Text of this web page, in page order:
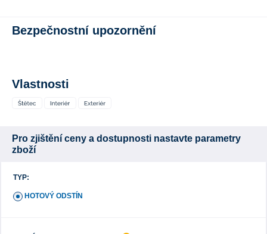
Bezpečnostní upozornění
Vlastnosti
Pro zjištění ceny a dostupnosti nastavte parametry
zboží
TYP:
HOTOVÝ ODSTÍN